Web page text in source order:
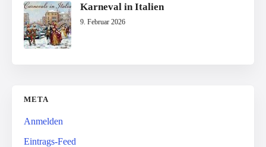
Karneval in Italien
9. Februar 2026
META
Anmelden
Eintrags-Feed